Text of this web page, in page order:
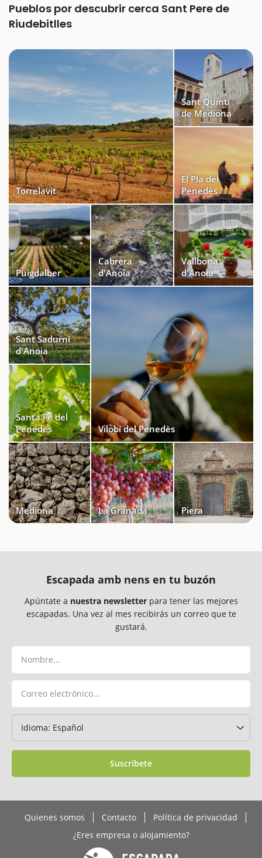
Pueblos por descubrir cerca Sant Pere de
Riudebitlles
Torrelavit
Sant Quintí
de Mediona
El Pla del
Penedès
Puigdalber
Cabrera
d'Anoia
Vallbona
d'Anoia
Sant Sadurní
d'Anoia
Santa Fe del
Penedès
Vilobí del Penedès
Mediona La Granada Piera
Escapada amb nens en tu buzón
Apúntate a nuestra newsletterpara tener las mejores
escapadas. Una vez al mes recibirás un correo que te
gustará.
Suscríbete
Quienes somos Contacto
Política de privacidad
¿Eres empresa o alojamiento?